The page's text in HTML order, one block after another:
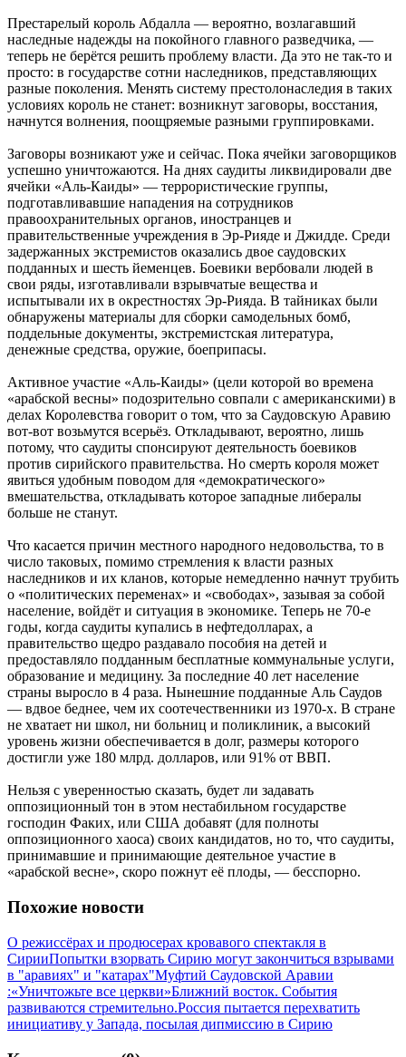
Престарелый король Абдалла — вероятно, возлагавший
наследные надежды на покойного главного разведчика, —
теперь не берётся решить проблему власти. Да это не так-то и
просто: в государстве сотни наследников, представляющих
разные поколения. Менять систему престолонаследия в таких
условиях король не станет: возникнут заговоры, восстания,
начнутся волнения, поощряемые разными группировками.
Заговоры возникают уже и сейчас. Пока ячейки заговорщиков
успешно уничтожаются. На днях саудиты ликвидировали две
ячейки «Аль-Каиды» — террористические группы,
подготавливавшие нападения на сотрудников
правоохранительных органов, иностранцев и
правительственные учреждения в Эр-Рияде и Джидде. Среди
задержанных экстремистов оказались двое саудовских
подданных и шесть йеменцев. Боевики вербовали людей в
свои ряды, изготавливали взрывчатые вещества и
испытывали их в окрестностях Эр-Рияда. В тайниках были
обнаружены материалы для сборки самодельных бомб,
поддельные документы, экстремистская литература,
денежные средства, оружие, боеприпасы.
Активное участие «Аль-Каиды» (цели которой во времена
«арабской весны» подозрительно совпали с американскими) в
делах Королевства говорит о том, что за Саудовскую Аравию
вот-вот возьмутся всерьёз. Откладывают, вероятно, лишь
потому, что саудиты спонсируют деятельность боевиков
против сирийского правительства. Но смерть короля может
явиться удобным поводом для «демократического»
вмешательства, откладывать которое западные либералы
больше не станут.
Что касается причин местного народного недовольства, то в
число таковых, помимо стремления к власти разных
наследников и их кланов, которые немедленно начнут трубить
о «политических переменах» и «свободах», зазывая за собой
население, войдёт и ситуация в экономике. Теперь не 70-е
годы, когда саудиты купались в нефтедолларах, а
правительство щедро раздавало пособия на детей и
предоставляло подданным бесплатные коммунальные услуги,
образование и медицину. За последние 40 лет население
страны выросло в 4 раза. Нынешние подданные Аль Саудов
— вдвое беднее, чем их соотечественники из 1970-х. В стране
не хватает ни школ, ни больниц и поликлиник, а высокий
уровень жизни обеспечивается в долг, размеры которого
достигли уже 180 млрд. долларов, или 91% от ВВП.
Нельзя с уверенностью сказать, будет ли задавать
оппозиционный тон в этом нестабильном государстве
господин Факих, или США добавят (для полноты
оппозиционного хаоса) своих кандидатов, но то, что саудиты,
принимавшие и принимающие деятельное участие в
«арабской весне», скоро пожнут её плоды, — бесспорно.
Похожие новости
О режиссёрах и продюсерах кровавого спектакля в
СирииПопытки взорвать Сирию могут закончиться взрывами
в "аравиях" и "катарах"Муфтий Саудовской Аравии
:«Уничтожьте все церкви»Ближний восток. События
развиваются стремительно.Россия пытается перехватить
инициативу у Запада, посылая дипмиссию в Сирию